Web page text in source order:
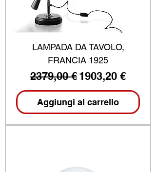
LAMPADA DA TAVOLO,
FRANCIA 1925
Prezzo regolare
2379,00 €Prezzo scontato
1903,20 €
Aggiungi al carrello